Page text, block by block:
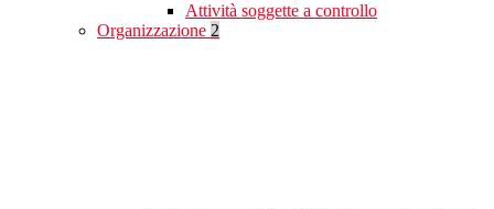
Attività soggette a controllo
Organizzazione 2